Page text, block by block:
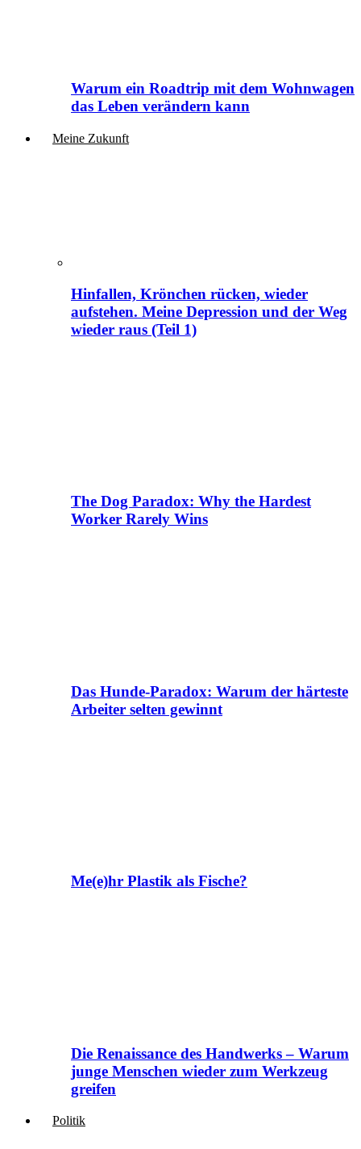
Warum ein Roadtrip mit dem Wohnwagen
das Leben verändern kann
Meine Zukunft
Hinfallen, Krönchen rücken, wieder
aufstehen. Meine Depression und der Weg
wieder raus (Teil 1)
The Dog Paradox: Why the Hardest
Worker Rarely Wins
Das Hunde-Paradox: Warum der härteste
Arbeiter selten gewinnt
Me(e)hr Plastik als Fische?
Die Renaissance des Handwerks – Warum
junge Menschen wieder zum Werkzeug
greifen
Politik